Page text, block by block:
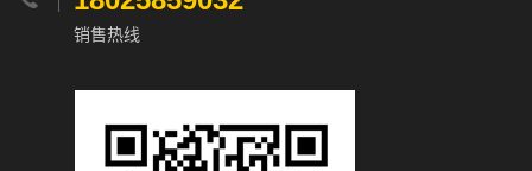
销售热线